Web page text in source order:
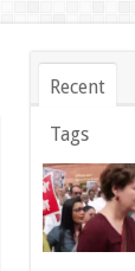
Recent
Tags